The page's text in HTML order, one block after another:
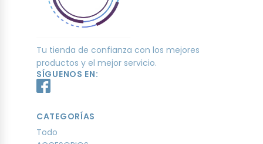
Tu tienda de confianza con los mejores
productos y el mejor servicio.
SÍGUENOS EN:
CATEGORÍAS
Todo